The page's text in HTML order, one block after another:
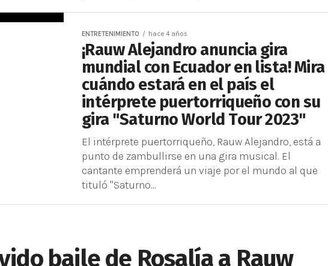
ENTRETENIMIENTO hace 4 años
¡Rauw Alejandro anuncia gira
mundial con Ecuador en lista! Mira
cuándo estará en el país el
intérprete puertorriqueño con su
gira "Saturno World Tour 2023"
El intérprete puertorriqueño, Rauw Alejandro, está a
punto de zambullirse en una gira musical. El
cantante emprenderá un viaje por el mundo al que
tituló "Saturno...
baile de Rosalía a Rauw